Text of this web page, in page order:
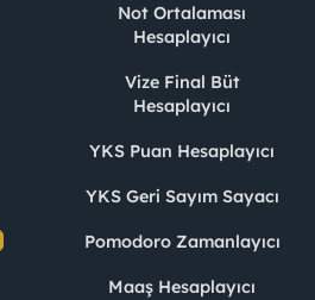
Not Ortalaması
Hesaplayıcı
Vize Final Büt
Hesaplayıcı
YKS Puan Hesaplayıcı
YKS Geri Sayım Sayacı
Pomodoro Zamanlayıcı
Maaş Hesaplayıcı